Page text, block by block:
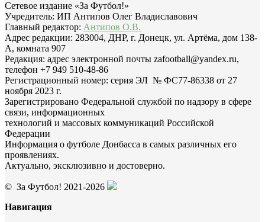
Сетевое издание «За Футбол!»
Учредитель: ИП Антипов Олег Владиславович
Главный редактор: Антипов О.В.
Адрес редакции: 283004, ДНР, г. Донецк, ул. Артёма, дом 138-
А, комната 907
Редакция: адрес электронной почты zafootball@yandex.ru,
телефон +7 949 510-48-86
Регистрационный номер: серия ЭЛ № ФС77-86338 от 27
ноября 2023 г.
Зарегистрировано Федеральной службой по надзору в сфере
связи, информационных
технологий и массовых коммуникаций Российской
Федерации
Информация о футболе Донбасса в самых различных его
проявлениях.
Актуально, эксклюзивно и достоверно.
© За Футбол! 2021-2026
Навигация